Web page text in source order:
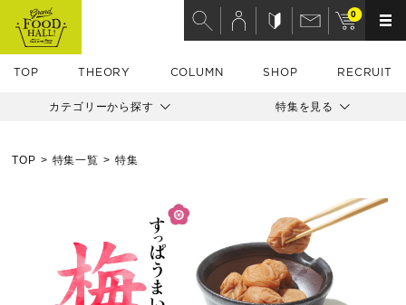
TOP THEORY COLUMN SHOP RECRUIT
0
カテゴリーから探す 特集を見る
TOP 特集一覧 特集